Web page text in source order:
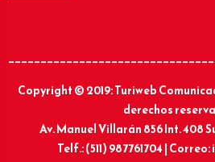
Copyright © 2019: Turiweb
derechos
Av. Manuel Villarán 856 Int. 408
Telf.: (511) 987761704 |